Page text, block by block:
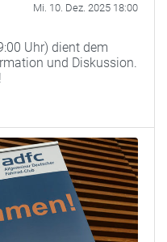
Mi. 10. Dez. 2025 18:00
Uhr) dient dem
und Diskussion.